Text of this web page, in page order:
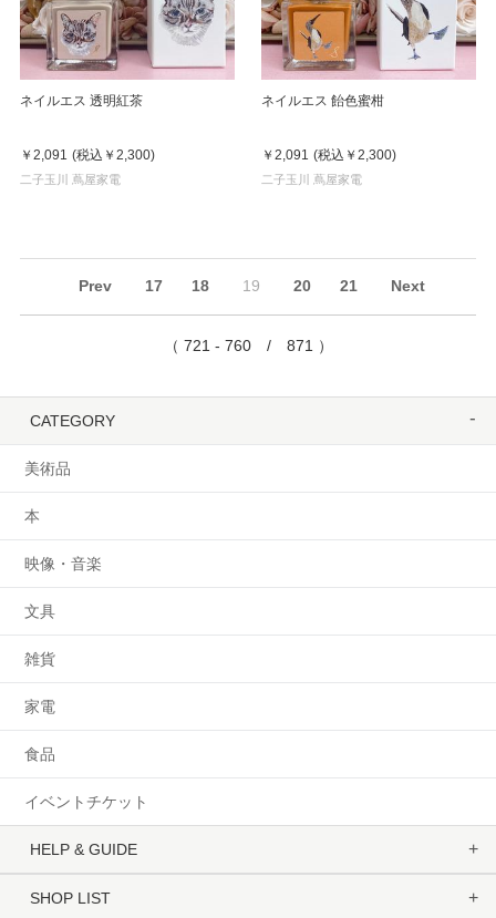
ネイルエス 透明紅茶
￥2,091 (税込 ￥2,300)
二子玉川 蔦屋家電
ネイルエス 飴色蜜柑
￥2,091 (税込 ￥2,300)
二子玉川 蔦屋家電
Prev 17 18 19 20 21 Next
（ 721 - 760 / 871 ）
CATEGORY
美術品
本
映像・音楽
文具
雑貨
家電
食品
イベントチケット
HELP & GUIDE
SHOP LIST